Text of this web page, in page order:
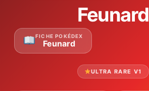
Feunard
FICHE POKÉDEX
Feunard
ULTRA RARE V1